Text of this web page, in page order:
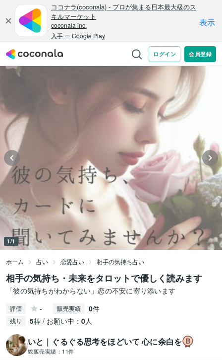
1/1
ホーム 占い 恋愛占い 相手の気持ち占い
相手の気持ち・未来をタロットで優しく読みます
「彼の気持ちがわからない」恋の不安に寄り添います
評価 - 販売実績 0件
残り 5枠 / お願い中： 0人
いと｜ぐるぐる思考をほどいて 心に余白を
総販売実績： 11件